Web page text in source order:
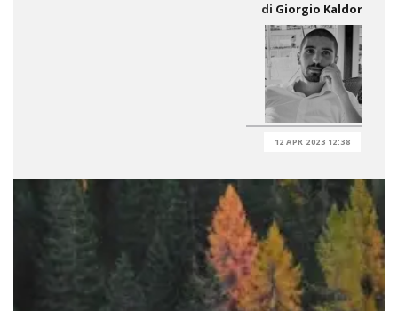
di Giorgio Kaldor
12 APR 2023 12:38